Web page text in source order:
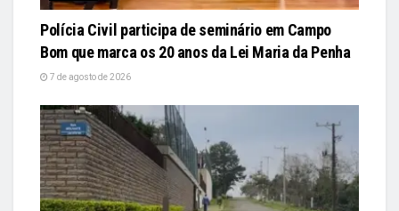
Polícia Civil participa de seminário em Campo
Bom que marca os 20 anos da Lei Maria da Penha
7 de agosto de 2026